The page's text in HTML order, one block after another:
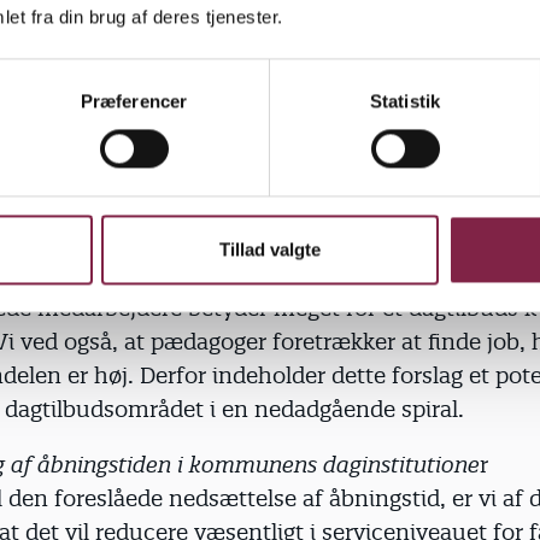
fra din brug af deres tjenester.
Præferencer Statistik
Tillad valgte
i Brøndby kommunes dagtilbud. Brøndby
været en forløber for høje ambitioner og høj
og dertilhørende pædagogisk kvalitet. Det
også betyder en højere
er lavere. Vi ved fra forskning, at andelen af
medarbejdere betyder meget for et dagtilbuds
ved også, at pædagoger foretrækker at finde job,
er høj. Derfor indeholder dette forslag et
i en nedadgående spiral.
af åbningstiden i kommunens daginstitutioner
foreslåede nedsættelse af åbningstid, er vi af
det vil reducere væsentligt i serviceniveauet for